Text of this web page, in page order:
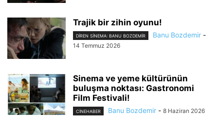
Trajik bir zihin oyunu!
DIREN SINEMA: BANU BOZDEMIR Banu Bozdemir -
14 Temmuz 2026
Sinema ve yeme kültürünün
buluşma noktası: Gastronomi
Film Festivali!
CINEHABER Banu Bozdemir - 8 Haziran 2026